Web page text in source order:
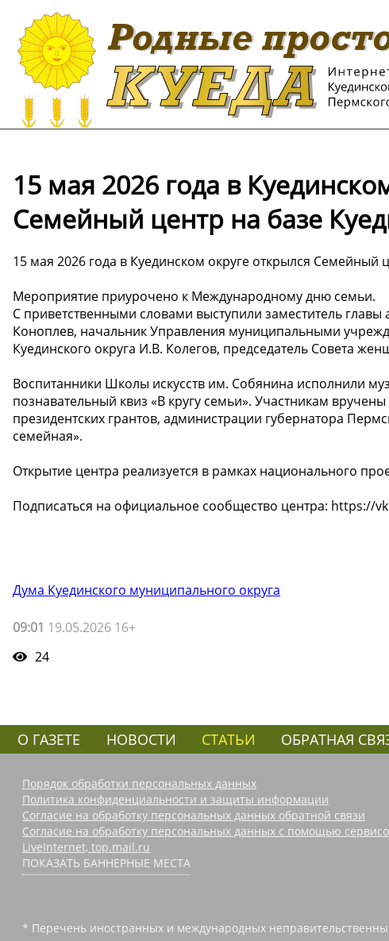
15 мая 2026 года в
Семейный центр на базе
15 мая 2026 года в Куединском округе открылся Семейный
Мероприятие приурочено к Международному дню семьи.
С приветственными словами выступили заместитель
Коноплев, начальник Управления муниципальными
Куединского округа И.В. Колегов, председатель Совета
Воспитанники Школы искусств им. Собянина исполнили
познавательный квиз «В кругу семьи». Участникам
президентских грантов, администрации губернатора
семейная».
Открытие центра реализуется в рамках национального
Подписаться на официальное сообщество центра: https://
Дума Куединского муниципального округа
09:01 19.05.2026 16+
24
О ГАЗЕТЕ НОВОСТИ СТАТЬИ ОБРАТНАЯ
Порядок обработки персональных данных
Политика конфиденциальности и защиты информации
Согласие на обработку персональных данных обратной связи
Согласие на обработку персональных данных с помощью
LiveInternet, top.mail.ru
ПОКАЗАТЬ БАННЕРНЫЕ МЕСТА
* Перечень иностранных и международных